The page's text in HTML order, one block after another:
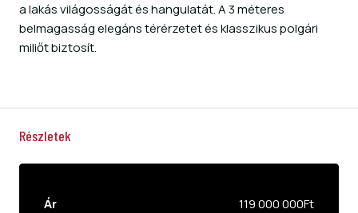
a lakás világosságát és hangulatát. A 3 méteres
belmagasság elegáns térérzetet és klasszikus polgári
miliőt biztosít.
Részletek
Ár
119 000 000Ft